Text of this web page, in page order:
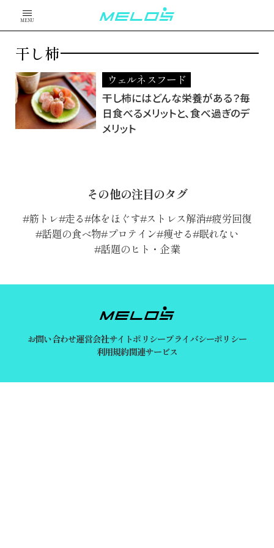
MENU
干し柿
ウェルネスフード
干し柿にはどんな栄養がある？毎
日食べるメリットと、食べ過ぎのデ
メリット
その他の注目のタグ
筋トレ 走る 体をほぐす ストレス解消 疲労回復
話題の食べ物 プロテイン 痩せる 眠れない
話題のヒト・企業
お問い合わせ運営会社サイトポリシープライバシーポリシー
利用規約関連サービス